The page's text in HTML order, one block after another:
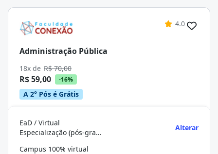
4.0
Administração Pública
18x de R$ 70,00
R$ 59,00 -16%
A 2° Pós é Grátis
EaD / Virtual
Especialização (pós-graduação)
Alterar
Campus 100% virtual